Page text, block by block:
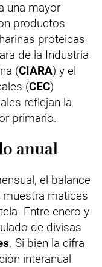
una mayor
productos
proteicas
de la Industria
(CIARA) y el
(CEC)
reflejan la
primario.
anual
el balance
muestra matices
Entre enero y
de divisas
. Si bien la cifra
interanual